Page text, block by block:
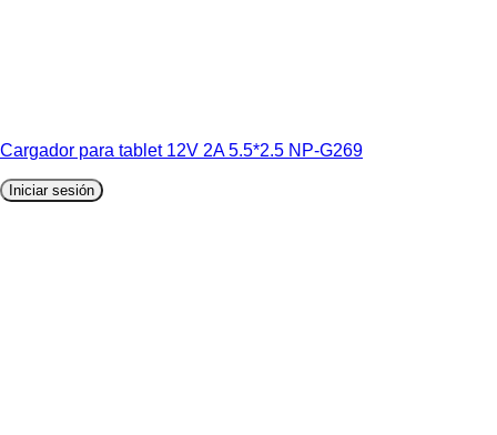
Cargador para tablet 12V 2A 5.5*2.5 NP-G269
Iniciar sesión